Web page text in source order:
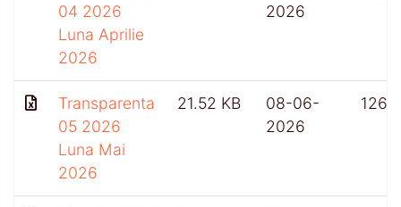
04 2026
Luna Aprilie
2026
2026
Transparenta
05 2026
Luna Mai
2026
21.52 KB
08-06-
2026
126